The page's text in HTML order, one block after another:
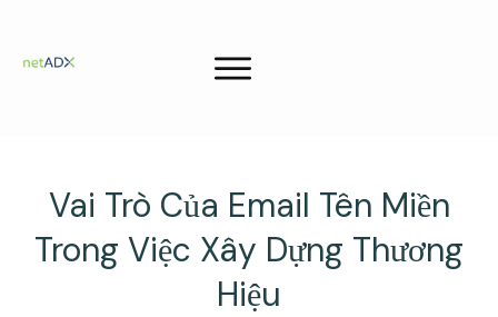
Vai Trò Của Email Tên Miền
Trong Việc Xây Dựng Thương
Hiệu